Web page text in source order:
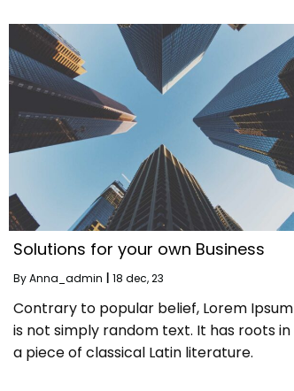
Solutions for your own Business
ByAnna_admin 18 dec, 23
Contrary to popular belief, Lorem Ipsum
is not simply random text. It has roots in
a piece of classical Latin literature.